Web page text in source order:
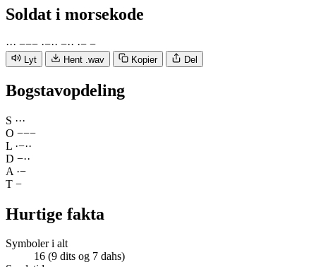
Soldat i morsekode
··· −−− ·−·· −·· ·− −
Lyt Hent .wav Kopier Del
Bogstavopdeling
S ···
O −−−
L ·−··
D −··
A ·−
T −
Hurtige fakta
Symboler i alt
16 (9 dits og 7 dahs)